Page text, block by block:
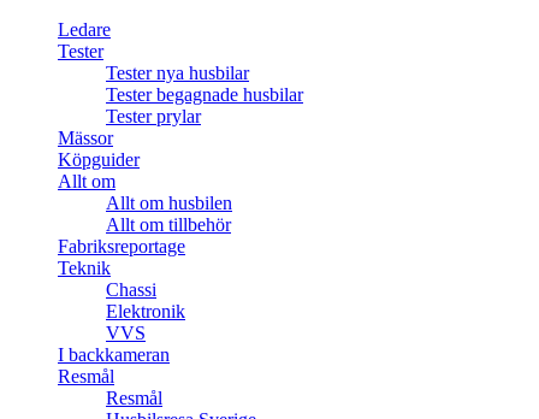
Ledare
Tester
Tester nya husbilar
Tester begagnade husbilar
Tester prylar
Mässor
Köpguider
Allt om
Allt om husbilen
Allt om tillbehör
Fabriksreportage
Teknik
Chassi
Elektronik
VVS
I backkameran
Resmål
Resmål